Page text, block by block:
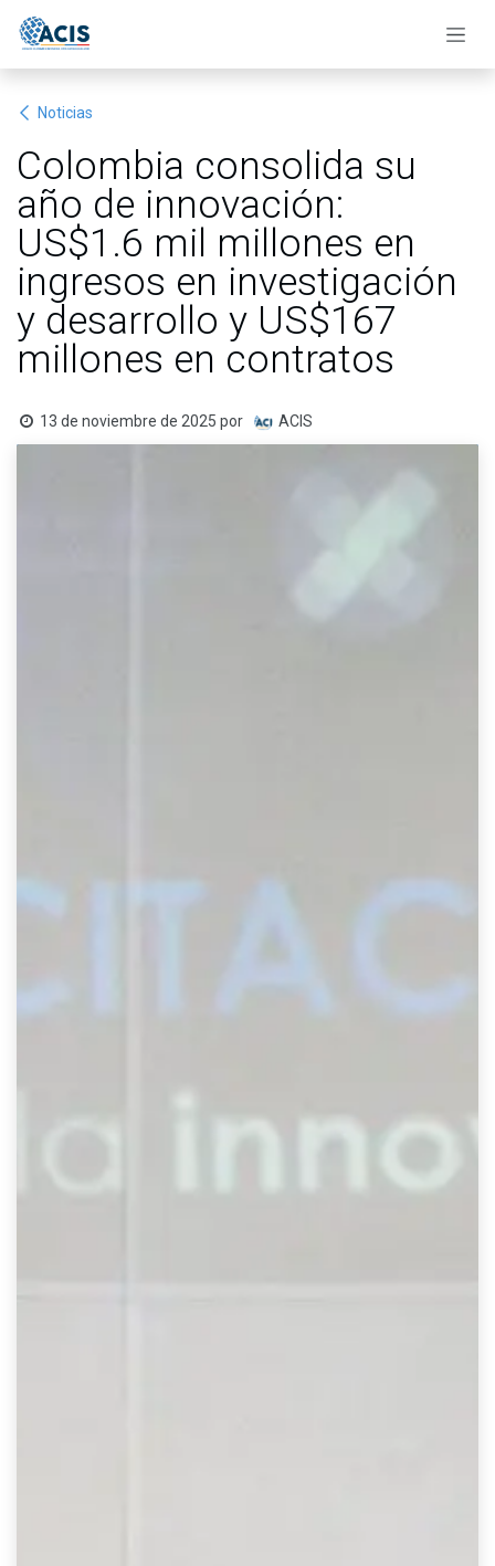
Noticias
Colombia consolida su
año de innovación:
US$1.6 mil millones en
ingresos en investigación
y desarrollo y US$167
millones en contratos
13 de noviembre de 2025 por ACIS